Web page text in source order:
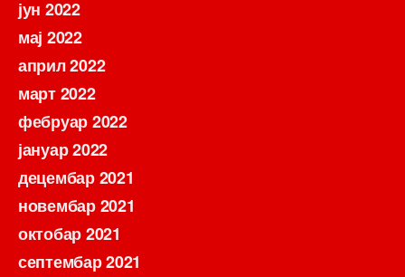
јун 2022
мај 2022
април 2022
март 2022
фебруар 2022
јануар 2022
децембар 2021
новембар 2021
октобар 2021
септембар 2021